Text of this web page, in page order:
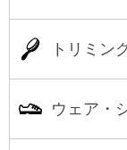
トリミン
ウェア・